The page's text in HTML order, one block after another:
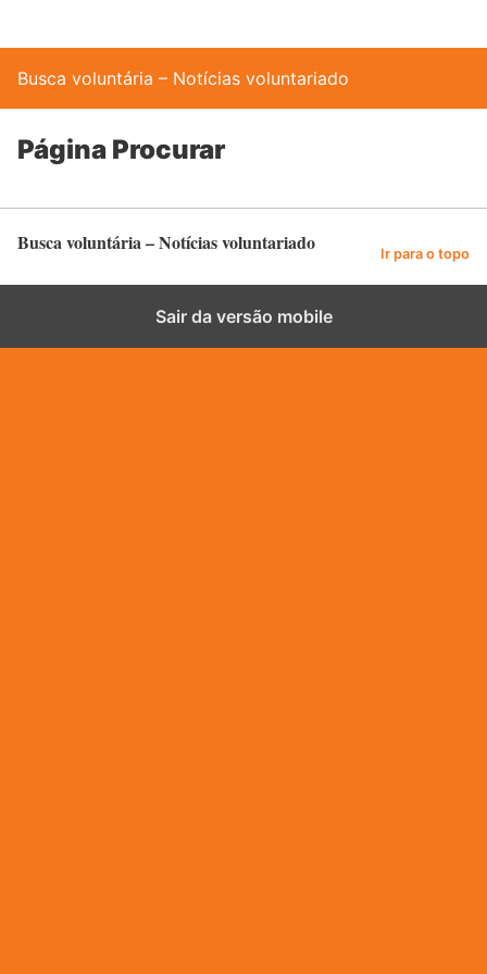
Busca voluntária – Notícias voluntariado
Página Procurar
Busca voluntária – Notícias voluntariado Ir para o topo
Sair da versão mobile